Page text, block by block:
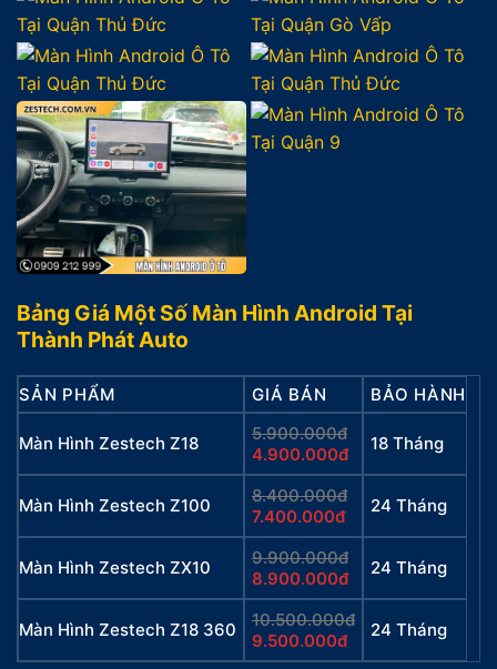
Bảng Giá Một Số Màn Hình Android Tại
Thành Phát Auto
SẢN PHẨM GIÁ BÁN BẢO HÀNH
Màn Hình Zestech Z18
5.900.000đ
4.900.000đ
18 Tháng
Màn Hình Zestech Z100
8.400.000đ
7.400.000đ
24 Tháng
Màn Hình Zestech ZX10
9.900.000đ
8.900.000đ
24 Tháng
Màn Hình Zestech Z18 360
10.500.000đ
9.500.000đ
24 Tháng